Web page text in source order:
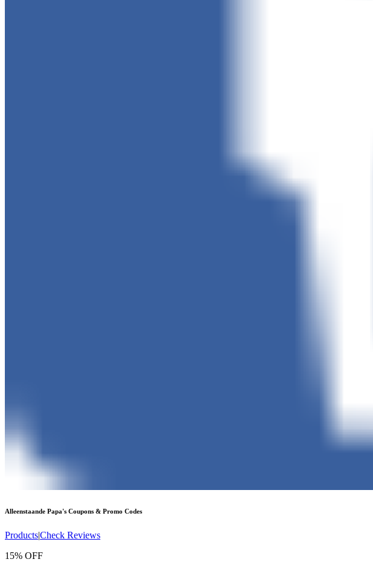
Alleenstaande Papa's Coupons & Promo Codes
Products|Check Reviews
15% OFF